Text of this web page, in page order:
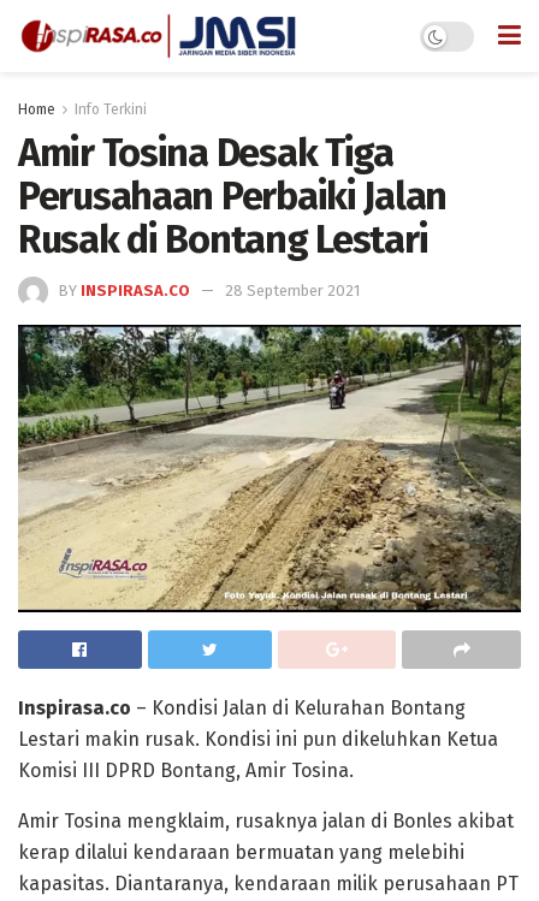
Home Info Terkini
Amir Tosina Desak Tiga
Perusahaan Perbaiki Jalan
Rusak di Bontang Lestari
BY INSPIRASA.CO 28 September 2021
Inspirasa.co – Kondisi Jalan di Kelurahan Bontang
Lestari makin rusak. Kondisi ini pun dikeluhkan Ketua
Komisi III DPRD Bontang, Amir Tosina.
Amir Tosina mengklaim, rusaknya jalan di Bonles akibat
kerap dilalui kendaraan bermuatan yang melebihi
kapasitas. Diantaranya, kendaraan milik perusahaan PT